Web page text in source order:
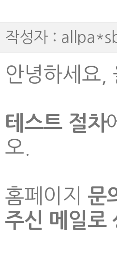
작성자 :
안녕하세요,
테스트 절차
오.
홈페이지 문
주신 메일로